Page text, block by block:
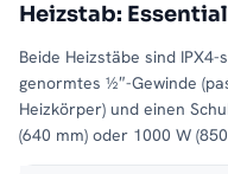
Heizstab:
Beide Heizstäbe sind
genormtes ½″-Gewinde
Heizkörper) und einen
(640 mm) oder 1000 W